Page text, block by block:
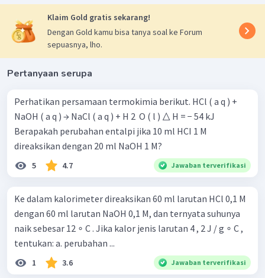
Klaim Gold gratis sekarang!
Dengan Gold kamu bisa tanya soal ke Forum
sepuasnya, lho.
Pertanyaan serupa
Perhatikan persamaan termokimia berikut. HCl ( a q ) +
NaOH ( a q ) → NaCl ( a q ) + H 2 ​ O ( l ) △ H = − 54 kJ
Berapakah perubahan entalpi jika 10 ml HCI 1 M
direaksikan dengan 20 ml NaOH 1 M?
5 4.7 Jawaban terverifikasi
Ke dalam kalorimeter direaksikan 60 ml larutan HCl 0,1 M
dengan 60 ml larutan NaOH 0,1 M, dan ternyata suhunya
naik sebesar 12 ∘ C . Jika kalor jenis larutan 4 , 2 J / g ∘ C ,
tentukan: a. perubahan ...
1 3.6 Jawaban terverifikasi